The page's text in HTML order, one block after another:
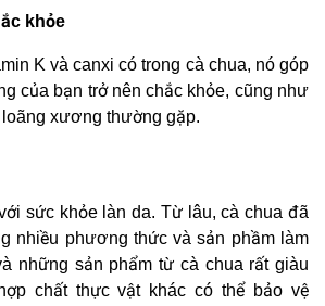
khỏe
K và canxi có trong cà chua, nó góp
của bạn trở nên chắc khỏe, cũng như
xương thường gặp.
sức khỏe làn da. Từ lâu, cà chua đã
nhiều phương thức và sản phầm làm
những sản phẩm từ cà chua rất giàu
chất thực vật khác có thể bảo vệ